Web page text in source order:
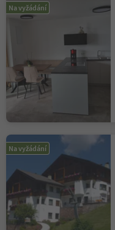
Na vyžádání
Na vyžádání